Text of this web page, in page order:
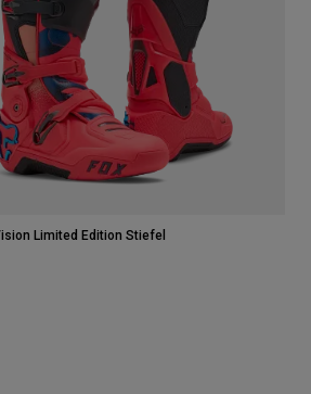
Limited Edition Stiefel